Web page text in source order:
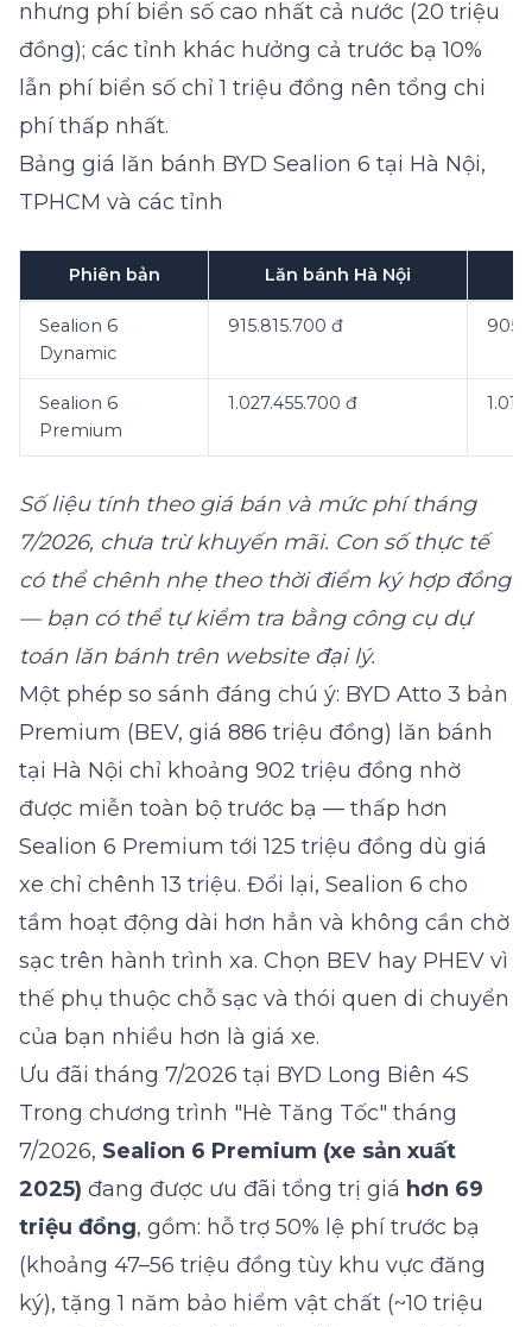
nhưng phí biển số cao nhất cả nước (20 triệu
đồng); các tỉnh khác hưởng cả trước bạ 10%
lẫn phí biển số chỉ 1 triệu đồng nên tổng chi
phí thấp nhất.
Bảng giá lăn bánh BYD Sealion 6 tại Hà Nội,
TPHCM và các tỉnh
Phiên bản Lăn bánh Hà Nội
Sealion 6
Dynamic
915.815.700 đ
Sealion 6
Premium
1.027.455.700 đ
Số liệu tính theo giá bán và mức phí tháng
7/2026, chưa trừ khuyến mãi. Con số thực tế
có thể chênh nhẹ theo thời điểm ký hợp đồng
— bạn có thể tự kiểm tra bằng công cụ dự
toán lăn bánh trên website đại lý.
Một phép so sánh đáng chú ý: BYD Atto 3 bản
Premium (BEV, giá 886 triệu đồng) lăn bánh
tại Hà Nội chỉ khoảng 902 triệu đồng nhờ
được miễn toàn bộ trước bạ — thấp hơn
Sealion 6 Premium tới 125 triệu đồng dù giá
xe chỉ chênh 13 triệu. Đổi lại, Sealion 6 cho
tầm hoạt động dài hơn hẳn và không cần chờ
sạc trên hành trình xa. Chọn BEV hay PHEV vì
thế phụ thuộc chỗ sạc và thói quen di chuyển
của bạn nhiều hơn là giá xe.
Ưu đãi tháng 7/2026 tại BYD Long Biên 4S
Trong chương trình "Hè Tăng Tốc" tháng
7/2026, Sealion 6 Premium (xe sản xuất
2025) đang được ưu đãi tổng trị giá hơn 69
triệu đồng, gồm: hỗ trợ 50% lệ phí trước bạ
(khoảng 47–56 triệu đồng tùy khu vực đăng
ký), tặng 1 năm bảo hiểm vật chất (~10 triệu